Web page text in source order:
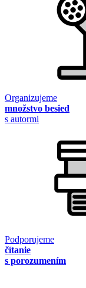
Organizujeme
množstvo besied
s autormi
Podporujeme
čítanie
s porozumením